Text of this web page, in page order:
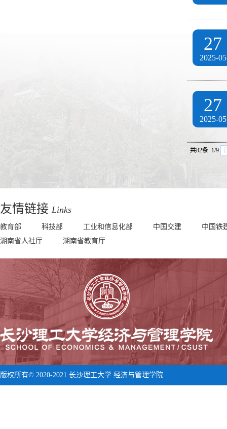
27
2025-05
27
2025-05
共82条 1/9
友情链接 Links
教育部 科技部 工业和信息化部 中国交建
中国铁
湖南省人社厅
湖南省教育厅
版权所有© 2020-2021 长沙理工大学 经济与管理学院